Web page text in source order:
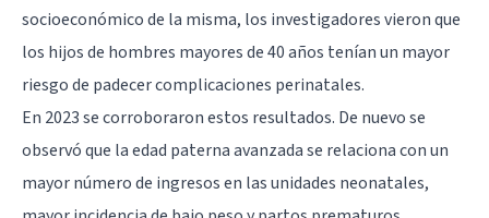
socioeconómico de la misma, los investigadores vieron que
los hijos de hombres mayores de 40 años tenían un mayor
riesgo de padecer complicaciones perinatales.
En 2023 se corroboraron estos resultados. De nuevo se
observó que la edad paterna avanzada se relaciona con un
mayor número de ingresos en las unidades neonatales,